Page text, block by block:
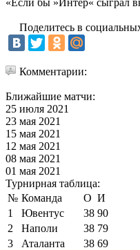
Поделитесь в
Комментарии:
Ближайшие матчи:
25 июля 2021
23 мая 2021
15 мая 2021
12 мая 2021
08 мая 2021
01 мая 2021
Турнирная таблица:
№ Команда О И
1
Ювентус 38 90
2
Наполи 38 79
3
Аталанта 38 69